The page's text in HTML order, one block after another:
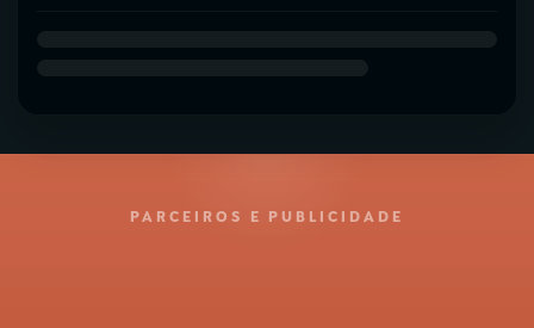
PARCEIROS E PUBLICIDADE